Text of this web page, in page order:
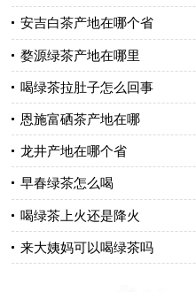
安吉白茶产地在哪个省
婺源绿茶产地在哪里
喝绿茶拉肚子怎么回事
恩施富硒茶产地在哪
龙井产地在哪个省
早春绿茶怎么喝
喝绿茶上火还是降火
来大姨妈可以喝绿茶吗